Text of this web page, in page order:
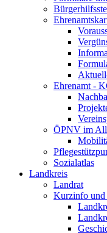
Ehrenamt -
ÖPNV im
Sozialatlas
Landkreis
Landrat
Kurzinfo und